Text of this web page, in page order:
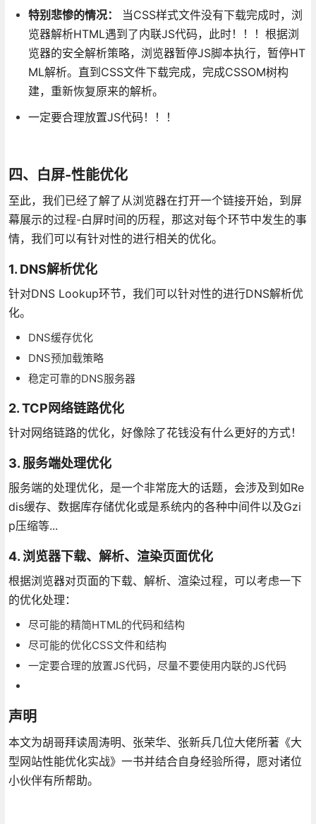
特别悲惨的情况：
当CSS样式文件没有下载完成时，浏
览器解析HTML遇到了内联JS代码，此时！！！根据浏
览器的安全解析策略，浏览器暂停JS脚本执行，暂停HT
ML解析。直到CSS文件下载完成，完成CSSOM树构
建，重新恢复原来的解析。
一定要合理放置JS代码！！！
四、白屏-性能优化
至此，我们已经了解了从浏览器在打开一个链接开始，到屏
幕展示的过程-白屏时间的历程，那这对每个环节中发生的事
情，我们可以有针对性的进行相关的优化。
1. DNS解析优化
针对DNS Lookup环节，我们可以针对性的进行DNS解析优
化。
DNS缓存优化
DNS预加载策略
稳定可靠的DNS服务器
2. TCP网络链路优化
针对网络链路的优化，好像除了花钱没有什么更好的方式！
3. 服务端处理优化
服务端的处理优化，是一个非常庞大的话题，会涉及到如Re
dis缓存、数据库存储优化或是系统内的各种中间件以及Gzi
p压缩等...
4. 浏览器下载、解析、渲染页面优化
根据浏览器对页面的下载、解析、渲染过程，可以考虑一下
的优化处理：
尽可能的精简HTML的代码和结构
尽可能的优化CSS文件和结构
一定要合理的放置JS代码，尽量不要使用内联的JS代码
声明
本文为胡哥拜读周涛明、张荣华、张新兵几位大佬所著《大
型网站性能优化实战》一书并结合自身经验所得，愿对诸位
小伙伴有所帮助。